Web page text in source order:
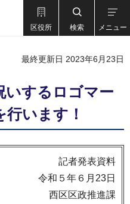
区役所 検索 メニュー
最終更新日 2023年6月23日
いするロゴマー
います！
記者発表資料
令和５年６月23日
西区区政推進課